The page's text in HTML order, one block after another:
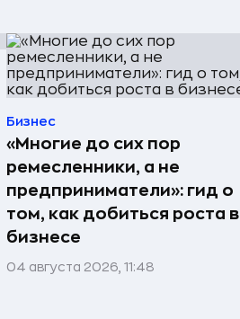
Бизнес
«Многие до сих пор
ремесленники, а не
предприниматели»: гид о
том, как добиться роста в
бизнесе
04 августа 2026, 11:48